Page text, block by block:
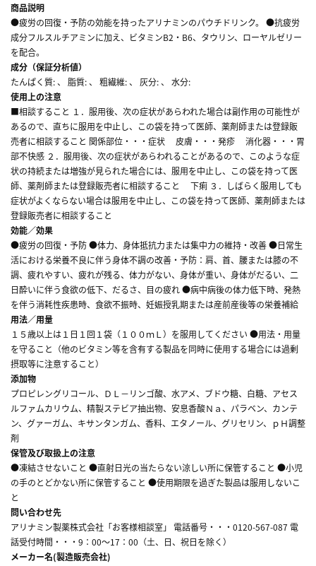
商品説明
●疲労の回復・予防の効能を持ったアリナミンのパウチドリンク。 ●抗疲労
成分フルスルチアミンに加え、ビタミンB2・B6、タウリン、ローヤルゼリー
を配合。
成分（保証分析値）
たんぱく質: 、 脂質: 、 粗繊維: 、 灰分: 、 水分:
使用上の注意
■相談すること １．服用後、次の症状があらわれた場合は副作用の可能性が
あるので、直ちに服用を中止し、この袋を持って医師、薬剤師または登録販
売者に相談すること 関係部位・・・症状 皮膚・・・発疹 消化器・・・胃
部不快感 ２．服用後、次の症状があらわれることがあるので、このような症
状の持続または増強が見られた場合には、服用を中止し、この袋を持って医
師、薬剤師または登録販売者に相談すること 下痢 ３．しばらく服用しても
症状がよくならない場合は服用を中止し、この袋を持って医師、薬剤師または
登録販売者に相談すること
効能／効果
●疲労の回復・予防 ●体力、身体抵抗力または集中力の維持・改善 ●日常生
活における栄養不良に伴う身体不調の改善・予防：肩、首、腰または膝の不
調、疲れやすい、疲れが残る、体力がない、身体が重い、身体がだるい、二
日酔いに伴う食欲の低下、だるさ、目の疲れ ●病中病後の体力低下時、発熱
を伴う消耗性疾患時、食欲不振時、妊娠授乳期または産前産後等の栄養補給
用法／用量
１５歳以上は１日１回１袋（１００ｍＬ）を服用してください ●用法・用量
を守ること（他のビタミン等を含有する製品を同時に使用する場合には過剰
摂取等に注意すること）
添加物
プロピレングリコール、ＤＬ－リンゴ酸、水アメ、ブドウ糖、白糖、アセス
ルファムカリウム、精製ステビア抽出物、安息香酸Ｎａ、パラベン、カンテ
ン、グァーガム、キサンタンガム、香料、エタノール、グリセリン、ｐＨ調整
剤
保管及び取扱上の注意
●凍結させないこと ●直射日光の当たらない涼しい所に保管すること ●小児
の手のとどかない所に保管すること ●使用期限を過ぎた製品は服用しないこ
と
問い合わせ先
アリナミン製薬株式会社「お客様相談室」 電話番号・・・0120-567-087 電
話受付時間・・・9：00～17：00（土、日、祝日を除く）
メーカー名(製造販売会社)